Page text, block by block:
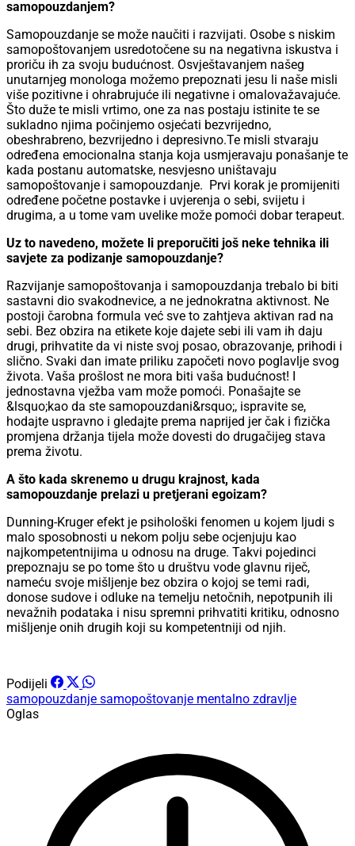
samopouzdanjem?
Samopouzdanje se može naučiti i razvijati. Osobe s niskim
samopoštovanjem usredotočene su na negativna iskustva i
proriču ih za svoju budućnost. Osvještavanjem našeg
unutarnjeg monologa možemo prepoznati jesu li naše misli
više pozitivne i ohrabrujuće ili negativne i omalovažavajuće.
Što duže te misli vrtimo, one za nas postaju istinite te se
sukladno njima počinjemo osjećati bezvrijedno,
obeshrabreno, bezvrijedno i depresivno.Te misli stvaraju
određena emocionalna stanja koja usmjeravaju ponašanje te
kada postanu automatske, nesvjesno uništavaju
samopoštovanje i samopouzdanje. Prvi korak je promijeniti
određene početne postavke i uvjerenja o sebi, svijetu i
drugima, a u tome vam uvelike može pomoći dobar terapeut.
Uz to navedeno, možete li preporučiti još neke tehnika ili
savjete za podizanje samopouzdanje?
Razvijanje samopoštovanja i samopouzdanja trebalo bi biti
sastavni dio svakodnevice, a ne jednokratna aktivnost. Ne
postoji čarobna formula već sve to zahtjeva aktivan rad na
sebi. Bez obzira na etikete koje dajete sebi ili vam ih daju
drugi, prihvatite da vi niste svoj posao, obrazovanje, prihodi i
slično. Svaki dan imate priliku započeti novo poglavlje svog
života. Vaša prošlost ne mora biti vaša budućnost! I
jednostavna vježba vam može pomoći. Ponašajte se
&lsquo;kao da ste samopouzdani&rsquo;, ispravite se,
hodajte uspravno i gledajte prema naprijed jer čak i fizička
promjena držanja tijela može dovesti do drugačijeg stava
prema životu.
A što kada skrenemo u drugu krajnost, kada
samopouzdanje prelazi u pretjerani egoizam?
Dunning-Kruger efekt je psihološki fenomen u kojem ljudi s
malo sposobnosti u nekom polju sebe ocjenjuju kao
najkompetentnijima u odnosu na druge. Takvi pojedinci
prepoznaju se po tome što u društvu vode glavnu riječ,
nameću svoje mišljenje bez obzira o kojoj se temi radi,
donose sudove i odluke na temelju netočnih, nepotpunih ili
nevažnih podataka i nisu spremni prihvatiti kritiku, odnosno
mišljenje onih drugih koji su kompetentniji od njih.
Podijeli
samopouzdanje samopoštovanje mentalno zdravlje
Oglas